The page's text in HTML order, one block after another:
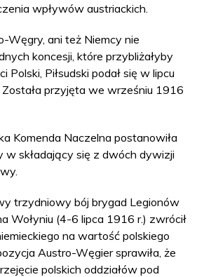
wpływów austriackich.
Węgry, ani też Niemcy nie
koncesji, które przybliżałyby
Polski, Piłsudski podał się w lipcu
Została przyjęta we wrześniu 1916
Komenda Naczelna postanowiła
w składający się z dwóch dywizji
trzydniowy bój brygad Legionów
Wołyniu (4-6 lipca 1916 r.) zwrócił
na wartość polskiego
Austro-Węgier sprawiła, że
polskich oddziałów pod